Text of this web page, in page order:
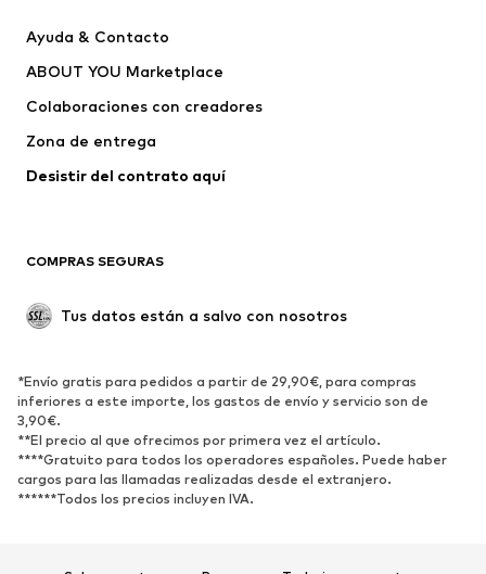
SCHIESSER
Ayuda & Contacto
ABOUT YOU Marketplace
Colaboraciones con creadores
Zona de entrega
Desistir del contrato aquí
COMPRAS SEGURAS
Tus datos están a salvo con nosotros
*Envío gratis para pedidos a partir de 29,90€, para compras
inferiores a este importe, los gastos de envío y servicio son de
3,90€.
**El precio al que ofrecimos por primera vez el artículo.
****Gratuito para todos los operadores españoles. Puede haber
cargos para las llamadas realizadas desde el extranjero.
******Todos los precios incluyen IVA.